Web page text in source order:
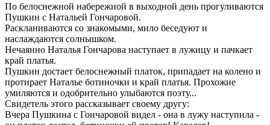
По белоснежной набережной в выходной день прогуливаются
Пушкин с Натальей Гончаровой.
Раскланиваются со знакомыми, мило беседуют и
наслаждаются солнышком.
Нечаянно Наталья Гончарова наступает в лужицу и пачкает
край платья.
Пушкин достает белоснежный платок, припадает на колено и
протирает Наталье ботиночки и край платья. Прохожие
умиляются и одобрительно улыбаются поэту...
Свидетель этого рассказывает своему другу:
Вчера Пушкина с Гончаровой видел - она в лужу наступила -